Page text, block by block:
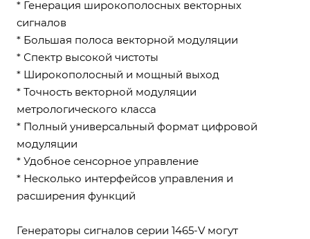
* Генерация широкополосных векторных
сигналов
* Большая полоса векторной модуляции
* Спектр высокой чистоты
* Широкополосный и мощный выход
* Точность векторной модуляции
метрологического класса
* Полный универсальный формат цифровой
модуляции
* Удобное сенсорное управление
* Несколько интерфейсов управления и
расширения функций
Генераторы сигналов серии 1465-V могут